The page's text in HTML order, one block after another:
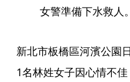
女警準備下水救人
新北市板橋區河濱公園
1名林姓女子因心情不